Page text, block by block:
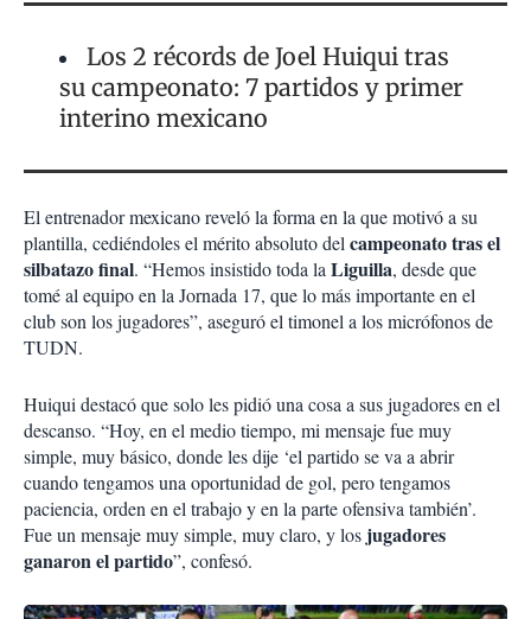
Los 2 récords de Joel Huiqui tras
su campeonato: 7 partidos y primer
interino mexicano
El entrenador mexicano reveló la forma en la que motivó a su
plantilla, cediéndoles el mérito absoluto delcampeonato tras el
silbatazo final. “Hemos insistido toda laLiguilla, desde que
tomé al equipo en la Jornada 17, que lo más importante en el
club son los jugadores”, aseguró el timonel a los micrófonos de
TUDN.
Huiqui destacó que solo les pidió una cosa a sus jugadores en el
descanso. “Hoy, en el medio tiempo, mi mensaje fue muy
simple, muy básico, donde les dije ‘el partido se va a abrir
cuando tengamos una oportunidad de gol, pero tengamos
paciencia, orden en el trabajo y en la parte ofensiva también’.
Fue un mensaje muy simple, muy claro, y los jugadores
ganaron el partido”, confesó.